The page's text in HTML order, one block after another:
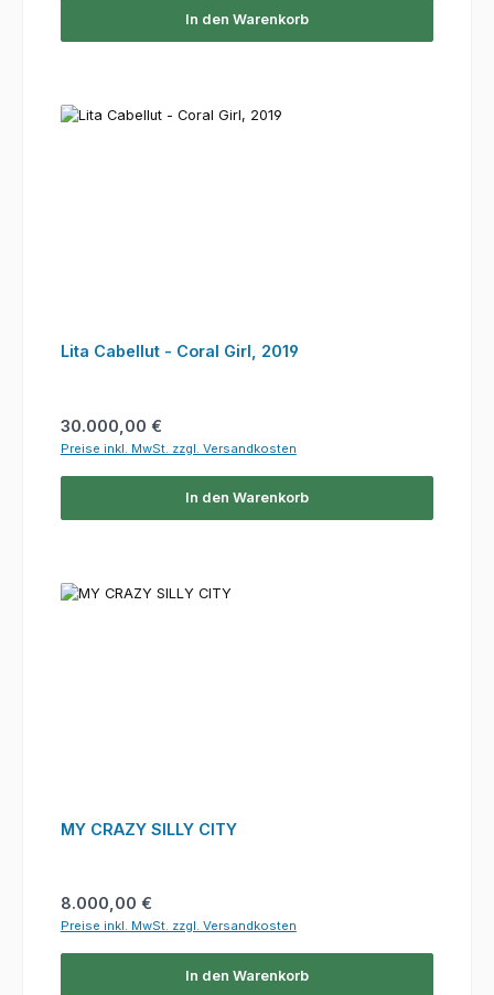
In den Warenkorb
Lita Cabellut - Coral Girl, 2019
Regulärer Preis:
30.000,00 €
Preise inkl. MwSt. zzgl. Versandkosten
In den Warenkorb
MY CRAZY SILLY CITY
Regulärer Preis:
8.000,00 €
Preise inkl. MwSt. zzgl. Versandkosten
In den Warenkorb